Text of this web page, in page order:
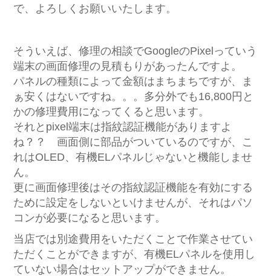
で、よろしくお願いいたします。
そういえば、修理の相談でGoogleのPixelっていう
端末の画面修理の見積もりがあったんですよ。
パネルの種類によって金額はまちまちですが、ま
ぁ安くはないですね。。。多分外でも16,800円と
かの修理費用になってくると思います。
それとpixel端末は指紋認証機能がありますよ
ね？？ 画面側に部品がついているのですが、こ
れはOLED、有機ELパネルじゃないと機能しませ
ん。
更に画面修理後はその指紋認証機能を有効にする
ために設定をしないといけませんが、それはパソ
コンが必要になると思います。
当店では別途費用をいただくことで作業させてい
ただくことができますが、有機ELパネルを使用し
ていない場合はセットアップができません。